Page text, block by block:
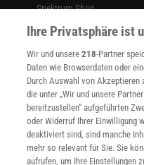
Spektrum Shop
Im Handel kaufen
Presse
Verträge kündigen
INFO
Mediadaten
Datenschutz
Nutzungsbedingungen
Cookie-Einstellungen
Utiq verwalten
Ihre Privatsphäre ist
Wir und unsere218-Partner
Daten wie Browserdaten oder
Durch Auswahl von
die unter „Wir und unsere
bereitzustellen“ aufgeführten
oder Widerruf Ihrer Einwilligung
deaktiviert sind, sind manche
mehr so relevant für Sie. Sie
aufrufen, um Ihre Einstellungen